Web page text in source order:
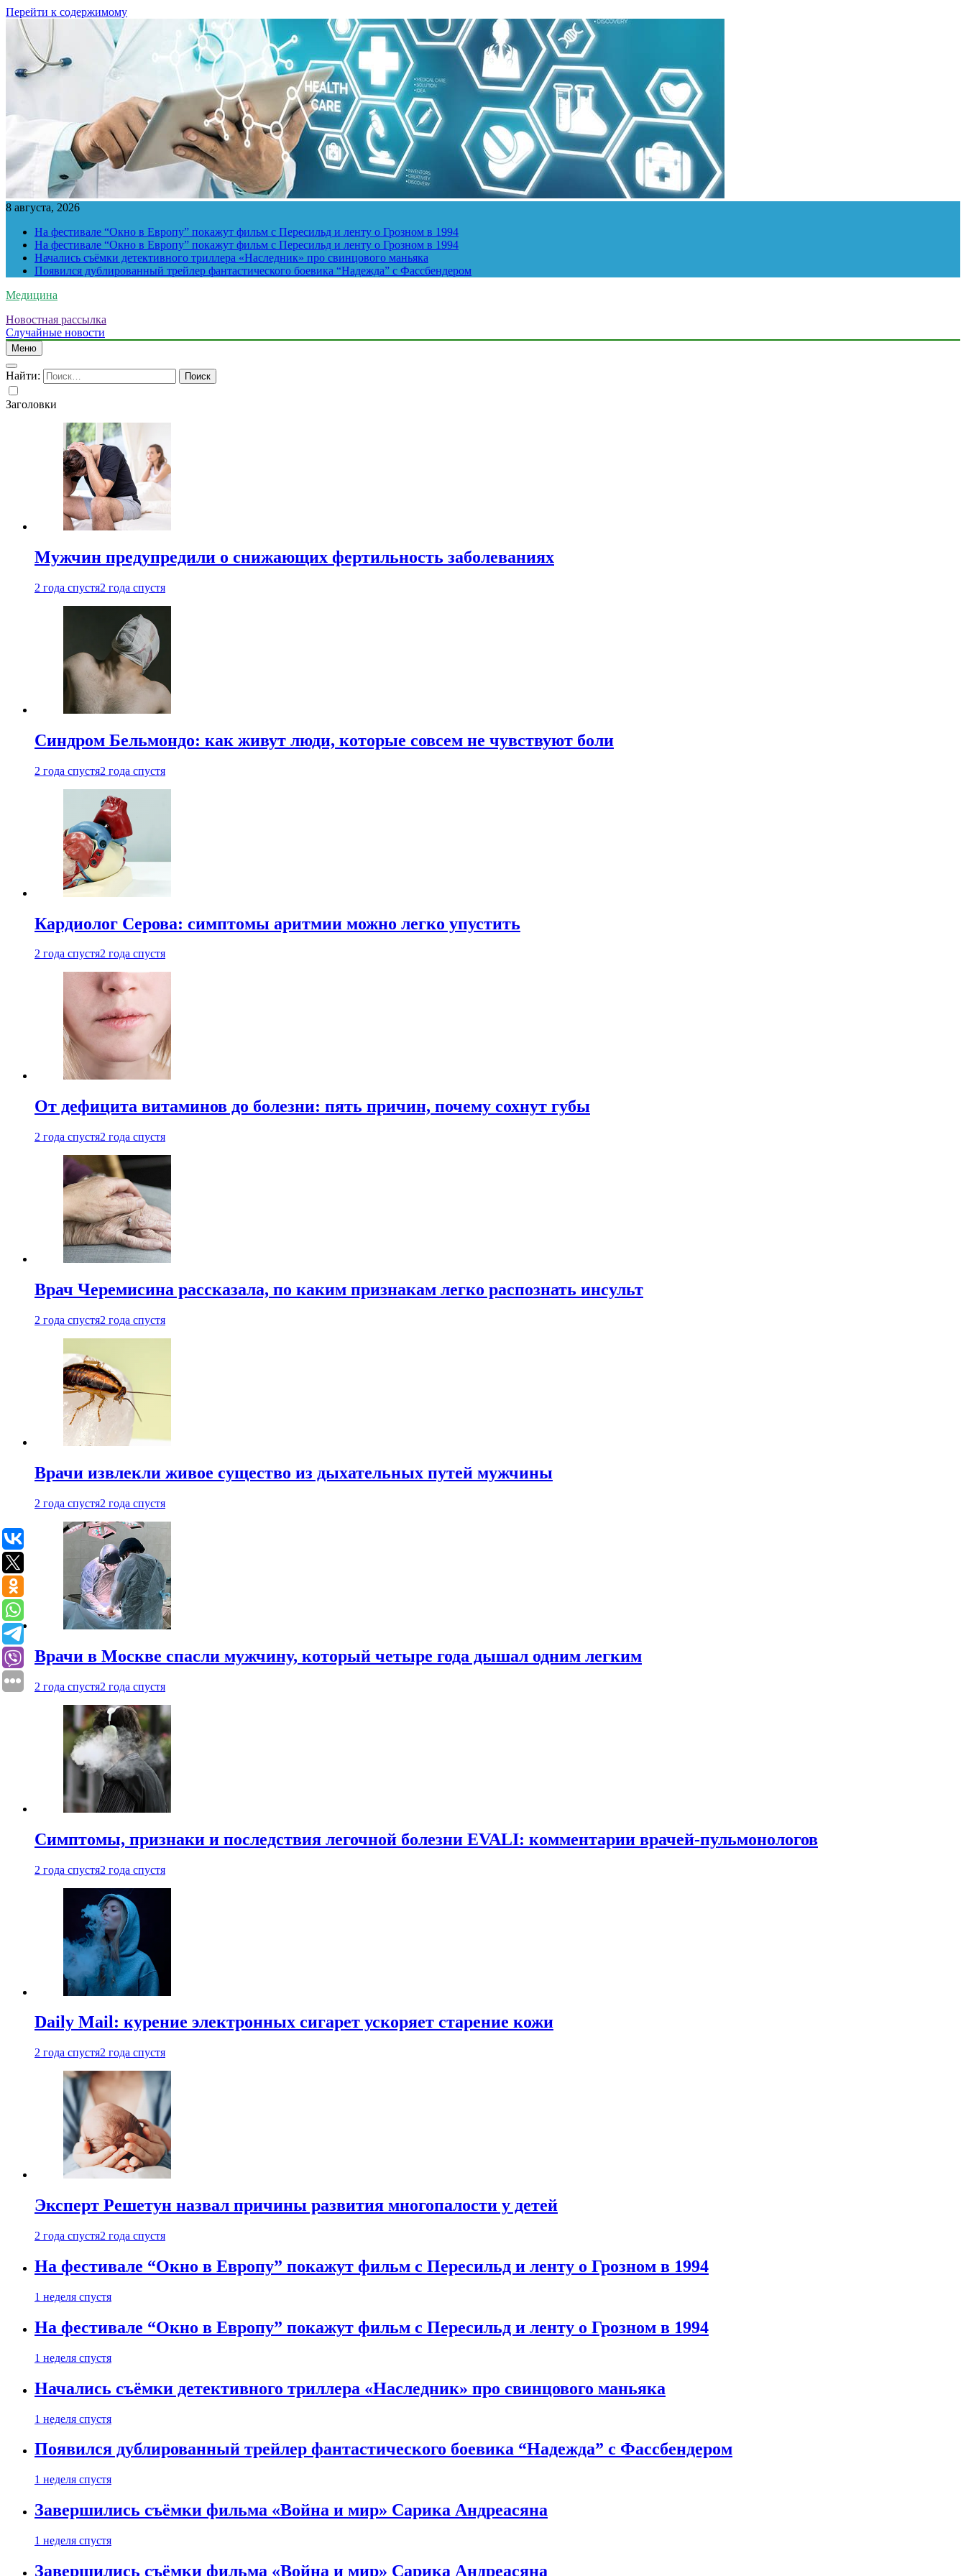
Перейти к содержимому
8 августа, 2026
На фестивале “Окно в Европу” покажут фильм с Пересильд и ленту о Грозном в 1994
На фестивале “Окно в Европу” покажут фильм с Пересильд и ленту о Грозном в 1994
Начались съёмки детективного триллера «Наследник» про свинцового маньяка
Появился дублированный трейлер фантастического боевика “Надежда” с Фассбендером
Медицина
Новостная рассылка
Случайные новости
Меню
Найти:
Заголовки
Мужчин предупредили о снижающих фертильность заболеваниях
2 года спустя2 года спустя
Синдром Бельмондо: как живут люди, которые совсем не чувствуют боли
2 года спустя2 года спустя
Кардиолог Серова: симптомы аритмии можно легко упустить
2 года спустя2 года спустя
От дефицита витаминов до болезни: пять причин, почему сохнут губы
2 года спустя2 года спустя
Врач Черемисина рассказала, по каким признакам легко распознать инсульт
2 года спустя2 года спустя
Врачи извлекли живое существо из дыхательных путей мужчины
2 года спустя2 года спустя
Врачи в Москве спасли мужчину, который четыре года дышал одним легким
2 года спустя2 года спустя
Симптомы, признаки и последствия легочной болезни EVALI: комментарии врачей-пульмонологов
2 года спустя2 года спустя
Daily Mail: курение электронных сигарет ускоряет старение кожи
2 года спустя2 года спустя
Эксперт Решетун назвал причины развития многопалости у детей
2 года спустя2 года спустя
На фестивале “Окно в Европу” покажут фильм с Пересильд и ленту о Грозном в 1994
1 неделя спустя
На фестивале “Окно в Европу” покажут фильм с Пересильд и ленту о Грозном в 1994
1 неделя спустя
Начались съёмки детективного триллера «Наследник» про свинцового маньяка
1 неделя спустя
Появился дублированный трейлер фантастического боевика “Надежда” с Фассбендером
1 неделя спустя
Завершились съёмки фильма «Война и мир» Сарика Андреасяна
1 неделя спустя
Завершились съёмки фильма «Война и мир» Сарика Андреасяна